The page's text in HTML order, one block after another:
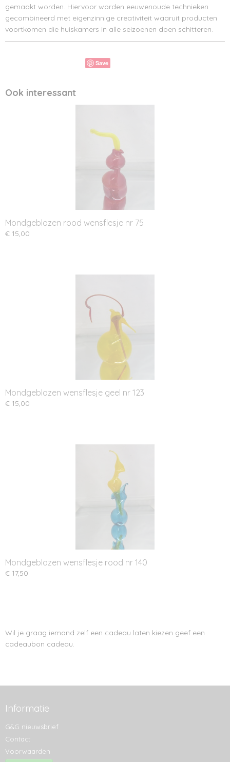
gemaakt worden. Hiervoor worden eeuwenoude technieken
gecombineerd met eigenzinnige creativiteit waaruit producten
voortkomen die huiskamers in alle seizoenen doen schitteren.
Save
Ook interessant
Mondgeblazen rood wensflesje nr 75
€ 15,00
Mondgeblazen wensflesje geel nr 123
€ 15,00
Mondgeblazen wensflesje rood nr 140
€ 17,50
Wil je graag iemand zelf een cadeau laten kiezen geef een
cadeaubon cadeau.
Informatie
G&G nieuwsbrief
Contact
Voorwaarden